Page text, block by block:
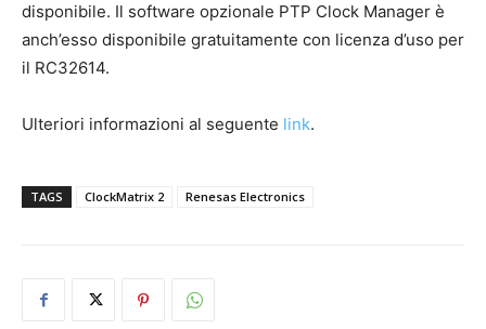
disponibile. Il software opzionale PTP Clock Manager è
anch’esso disponibile gratuitamente con licenza d’uso per
il RC32614.
Ulteriori informazioni al seguente link.
TAGS ClockMatrix 2 Renesas Electronics